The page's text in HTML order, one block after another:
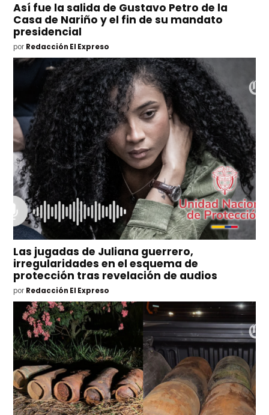
Así fue la salida de Gustavo Petro de la
Casa de Nariño y el fin de su mandato
presidencial
por Redacción El Expreso
Las jugadas de Juliana guerrero,
irregularidades en el esquema de
protección tras revelación de audios
por Redacción El Expreso